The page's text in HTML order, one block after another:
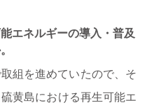
エネルギーの導入・普及
組を進めていたので、そ
黄島における再生可能エ